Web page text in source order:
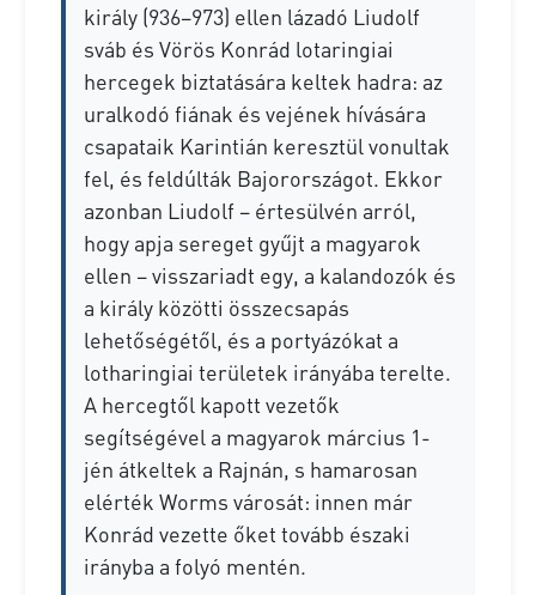
király (936–973) ellen lázadó Liudolf
sváb és Vörös Konrád lotaringiai
hercegek biztatására keltek hadra: az
uralkodó fiának és vejének hívására
csapataik Karintián keresztül vonultak
fel, és feldúlták Bajorországot. Ekkor
azonban Liudolf – értesülvén arról,
hogy apja sereget gyűjt a magyarok
ellen – visszariadt egy, a kalandozók és
a király közötti összecsapás
lehetőségétől, és a portyázókat a
lotharingiai területek irányába terelte.
A hercegtől kapott vezetők
segítségével a magyarok március 1-
jén átkeltek a Rajnán, s hamarosan
elérték Worms városát: innen már
Konrád vezette őket tovább északi
irányba a folyó mentén.